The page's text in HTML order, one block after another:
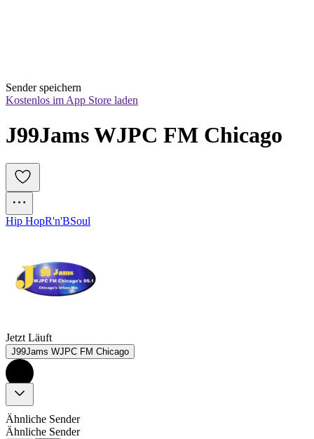
Sender speichern
Kostenlos im App Store laden
J99Jams WJPC FM Chicago
Hip HopR'n'BSoul
Jetzt Läuft
J99Jams WJPC FM Chicago
Ähnliche Sender
Ähnliche Sender